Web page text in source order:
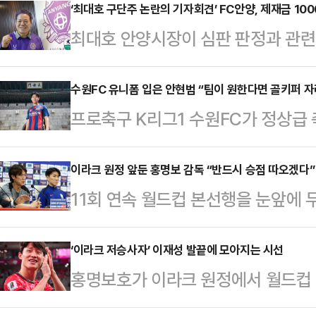
표팀은 6일 오전 3시 15분(이하 한
이라크와 2026 국제축구연맹
차전 원정 경기를 치른다.현재 북
무)을 쌓은 한국은 요르단(승점
에 올라 있다. 이라크 원정서 무승
‘최대호 구단주 논란의 기자회견’ FC안양, 제재금
최대호 안양시장이 심판 판정과 관
과 관련해 FC안양에 징계가 내려
위원회를 열어 FC안양에 대한 제
계는 안양 구단주인 최대호 안양
실에서 공개 기자회견을 열어 심판
명예 실추 행위 등을 한 사안에 관
‘각 클럽 소속 선수 및 코칭스태프,
의 판정이나…
수원FC 유니폼 입은 안현범 “팀이 원한다면 골키퍼
프로축구 K리그1 수원FC가 정상
대 영입하며 여름 이적시장에 본격
히는 스피드와 좌우를 모두 소화할
어로, 수원FC의 측면 공격에 큰 힘
안현범은 2015년 울산현대(현 울
티드(현 제주SK), 전북현대, 그리
통산 260경기에서 31득점 21도움
카로운 돌파력은…
이라크 원정 앞둔 홍명보 감독 “반드시 승점 따오겠다”
11회 연속 월드컵 본선행을 눈앞에
크 원정서 목표 달성 의지를 드러
라크 바스라 국제경기장에서 열린
우리가 쉽게 경기할 수 있을 거라고
서 선수들을 믿고 잘해줄 것으로
‘이라크 저승사자’ 이재성 발끝에 모아지는 시선
홍명보호가 이라크 원정에서 월드
까.홍명보 감독이 이끄는 축구대표